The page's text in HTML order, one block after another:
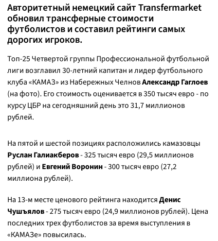
Авторитетный немецкий сайт Transfermarket
обновил трансферные стоимости
футболистов и составил рейтинги самых
дорогих игроков.
Топ-25 Четвертой группы Профессиональной футбольной
лиги возглавил 30-летний капитан и лидер футбольного
клуба «КАМАЗ» из Набережных ЧелновАлександр Гаглоев
(на фото). Его стоимость оценивается в 350 тысяч евро - по
курсу ЦБР на сегодняшний день это 31,7 миллионов
рублей.
На пятой и шестой позициях расположились камазовцы
Руслан Галиакберов- 325 тысяч евро (29,5 миллионов
рублей) и Евгений Воронин- 300 тысяч евро (27,2
миллиона рублей).
На 13-м месте ценового рейтинга находитсяДенис
Чушъялов- 275 тысяч евро (24,9 миллионов рублей). Цена
последних трех футболистов за время выступления в
«КАМАЗе» повысилась.